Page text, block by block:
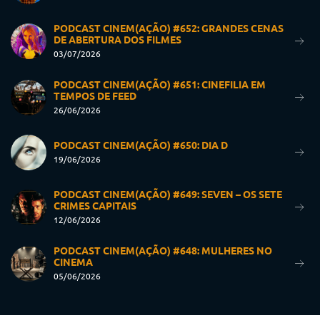
PODCAST CINEM(AÇÃO) #652: GRANDES CENAS
DE ABERTURA DOS FILMES
03/07/2026
PODCAST CINEM(AÇÃO) #651: CINEFILIA EM
TEMPOS DE FEED
26/06/2026
PODCAST CINEM(AÇÃO) #650: DIA D
19/06/2026
PODCAST CINEM(AÇÃO) #649: SEVEN – OS SETE
CRIMES CAPITAIS
12/06/2026
PODCAST CINEM(AÇÃO) #648: MULHERES NO
CINEMA
05/06/2026